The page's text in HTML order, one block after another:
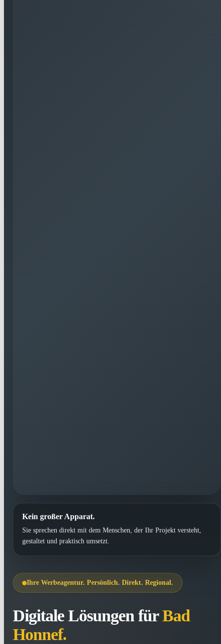
Ihre Werbeagentur. Persönlich. Direkt. Regional.
Digitale Lösungen fürBad
Honnef.
Kein großer Apparat.
Sie sprechen direkt mit dem Menschen, der Ihr Projekt versteht,
gestaltet und praktisch umsetzt.